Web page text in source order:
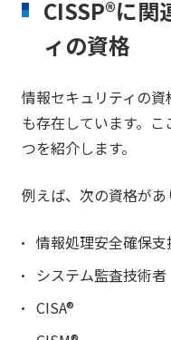
CISSP®に
ィの資格
情報セキュリティの
も存在しています。
つを紹介します。
例えば、次の資格があ
情報処理安全確保支
システム監査技術者
CISA®